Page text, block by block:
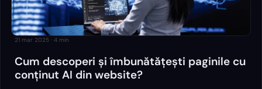
21 mar 2025 · 4 min
Cum descoperi și îmbunătățești paginile cu
conținut AI din website?